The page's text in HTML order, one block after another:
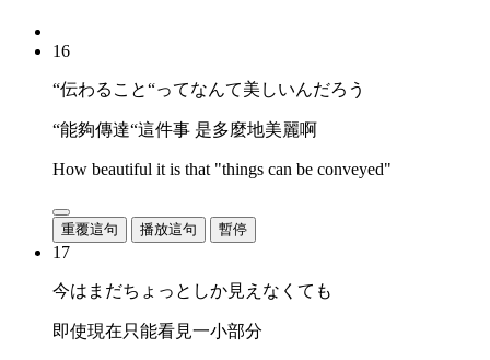
16
“伝わること“ってなんて美しいんだろう
“能夠傳達“這件事 是多麼地美麗啊
How beautiful it is that "things can be conveyed"
重覆這句 播放這句 暫停
17
今はまだちょっとしか見えなくても
即使現在只能看見一小部分